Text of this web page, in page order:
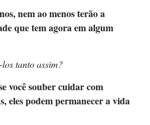
nem ao menos terão a
que tem agora em algum
tanto assim?
você souber cuidar com
eles podem permanecer a vida